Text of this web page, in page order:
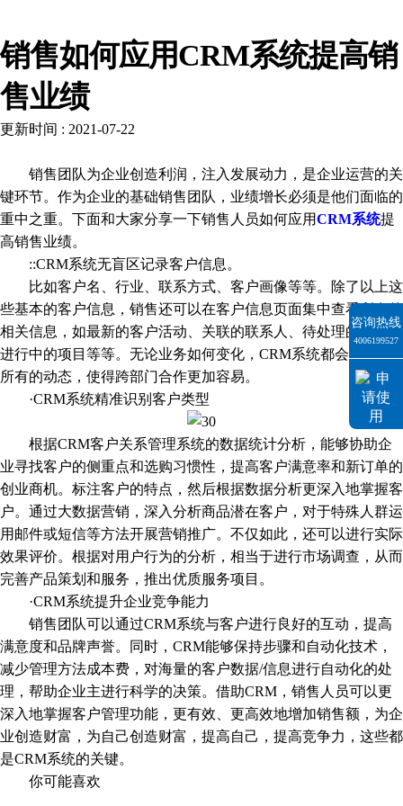
销售如何应用CRM系统提高销
售业绩
更新时间 : 2021-07-22
销售团队为企业创造利润，注入发展动力，是企业运营的关
键环节。作为企业的基础销售团队，业绩增长必须是他们面临的
重中之重。下面和大家分享一下销售人员如何应用CRM系统提
高销售业绩。
::CRM系统无盲区记录客户信息。
比如客户名、行业、联系方式、客户画像等等。除了以上这
些基本的客户信息，销售还可以在客户信息页面集中查看所有的
相关信息，如最新的客户活动、关联的联系人、待处理的商机、
进行中的项目等等。无论业务如何变化，CRM系统都会呈现出
所有的动态，使得跨部门合作更加容易。
·CRM系统精准识别客户类型
根据CRM客户关系管理系统的数据统计分析，能够协助企
业寻找客户的侧重点和选购习惯性，提高客户满意率和新订单的
创业商机。标注客户的特点，然后根据数据分析更深入地掌握客
户。通过大数据营销，深入分析商品潜在客户，对于特殊人群运
用邮件或短信等方法开展营销推广。不仅如此，还可以进行实际
效果评价。根据对用户行为的分析，相当于进行市场调查，从而
完善产品策划和服务，推出优质服务项目。
·CRM系统提升企业竞争能力
销售团队可以通过CRM系统与客户进行良好的互动，提高
满意度和品牌声誉。同时，CRM能够保持步骤和自动化技术，
减少管理方法成本费，对海量的客户数据/信息进行自动化的处
理，帮助企业主进行科学的决策。借助CRM，销售人员可以更
深入地掌握客户管理功能，更有效、更高效地增加销售额，为企
业创造财富，为自己创造财富，提高自己，提高竞争力，这些都
是CRM系统的关键。
你可能喜欢
咨询热线
4006199527